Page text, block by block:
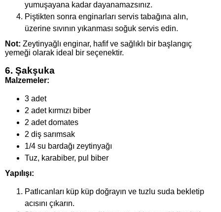
yumuşayana kadar dayanamazsınız.
Piştikten sonra enginarları servis tabağına alın,
üzerine sıvının yıkanması soğuk servis edin.
Not: Zeytinyağlı enginar, hafif ve sağlıklı bir başlangıç ​​
yemeği olarak ideal bir seçenektir.
6. Şakşuka
Malzemeler:
3 adet
2 adet kırmızı biber
2 adet domates
2 diş sarımsak
1/4 su bardağı zeytinyağı
Tuz, karabiber, pul biber
Yapılışı:
Patlıcanları küp küp doğrayın ve tuzlu suda bekletip
acısını çıkarın.